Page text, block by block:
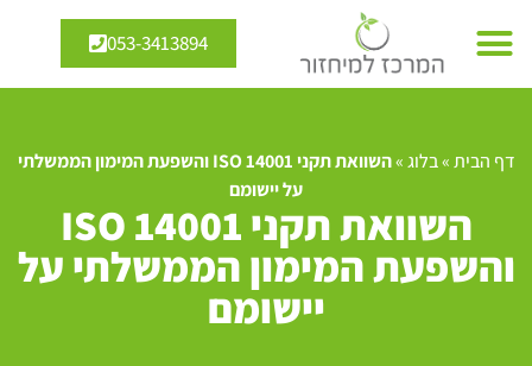
053-3413894
דף הבית»בלוג»
השוואת תקני ISO 14001 והשפעת המימון הממשלתי
על יישומם
השוואת תקני ISO 14001
והשפעת המימון הממשלתי על
יישומם